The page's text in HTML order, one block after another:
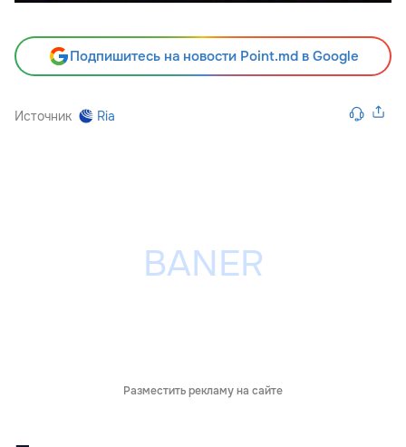
Подпишитесь на новости Point.md в Google
Источник Ria
Разместить рекламу на сайте